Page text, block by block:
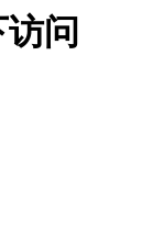
问